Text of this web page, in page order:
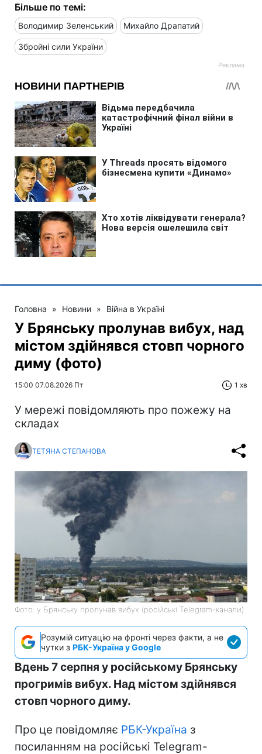
Більше по темі:
Володимир Зеленський Михайло Драпатий
Збройні сили України
Головна » Новини » Війна в Україні
У Брянську пролунав вибух, над
містом здійнявся стовп чорного
диму (фото)
15:00 07.08.2026 Пт 1 хв
У мережі повідомляють про пожежу на
складах
ТЕТЯНА СТЕПАНОВА
Фото: у Брянську пролунав вибух (російські Telegram-канали)
Розумій ситуацію на фронті через факти, а не
чутки з РБК-Україна у Google
Вдень 7 серпня у російському Брянську
прогримів вибух. Над містом здійнявся
стовп чорного диму.
Про це повідомляє РБК-Україна з
посиланням на російські Telegram-